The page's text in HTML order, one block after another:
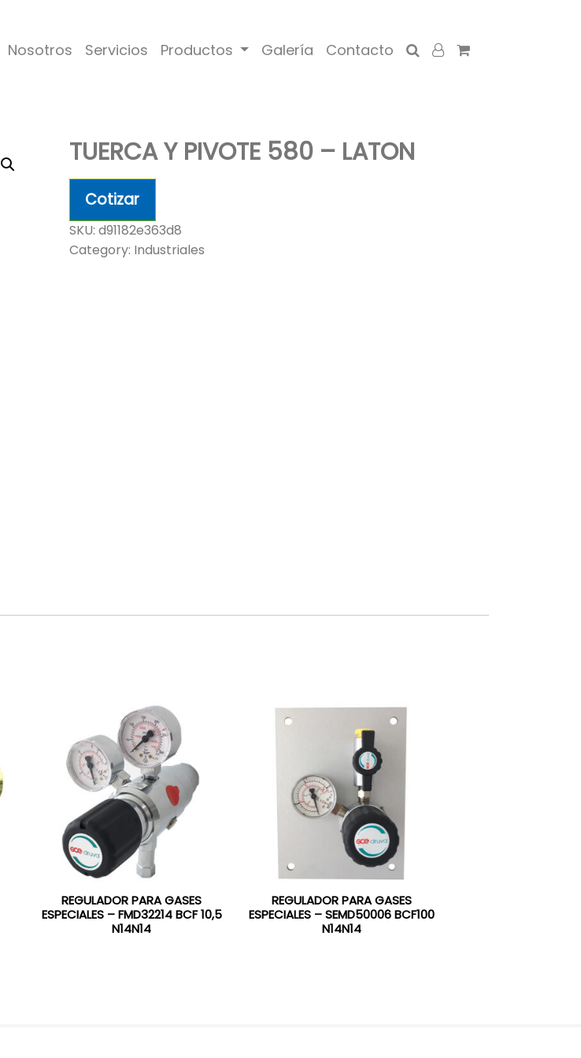
Nosotros Servicios Productos Galería Contacto
TUERCA Y PIVOTE 580 – LATON
Cotizar
SKU:d91182e363d8
Category: Industriales
REGULADOR PARA GASES
ESPECIALES – FMD32214 BCF 10,5
N14N14
REGULADOR PARA GASES
ESPECIALES – SEMD50006 BCF100
N14N14